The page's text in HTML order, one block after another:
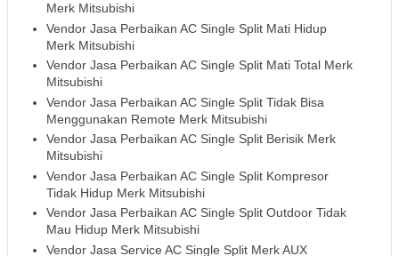
Merk Mitsubishi
Vendor Jasa Perbaikan AC Single Split Mati Hidup
Merk Mitsubishi
Vendor Jasa Perbaikan AC Single Split Mati Total Merk
Mitsubishi
Vendor Jasa Perbaikan AC Single Split Tidak Bisa
Menggunakan Remote Merk Mitsubishi
Vendor Jasa Perbaikan AC Single Split Berisik Merk
Mitsubishi
Vendor Jasa Perbaikan AC Single Split Kompresor
Tidak Hidup Merk Mitsubishi
Vendor Jasa Perbaikan AC Single Split Outdoor Tidak
Mau Hidup Merk Mitsubishi
Vendor Jasa Service AC Single Split Merk AUX